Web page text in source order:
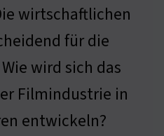
wirtschaftlichen
für die
wird sich das
Filmindustrie in
entwickeln?